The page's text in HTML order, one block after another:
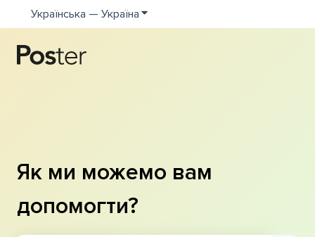
Українська — Україна Показати додаткове меню для
Як ми можемо вам
допомогти?